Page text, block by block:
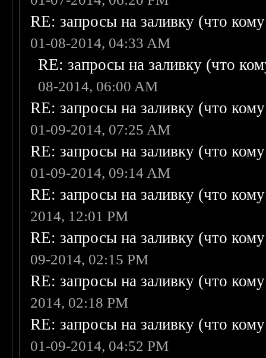
RE: запросы на заливку (что
01-08-2014, 04:33 AM
RE: запросы на заливку (что
08-2014, 06:00 AM
RE: запросы на заливку (что
01-09-2014, 07:25 AM
RE: запросы на заливку (что
01-09-2014, 09:14 AM
RE: запросы на заливку (что
2014, 12:01 PM
RE: запросы на заливку (что
09-2014, 02:15 PM
RE: запросы на заливку (что
2014, 02:18 PM
RE: запросы на заливку (что
01-09-2014, 04:52 PM